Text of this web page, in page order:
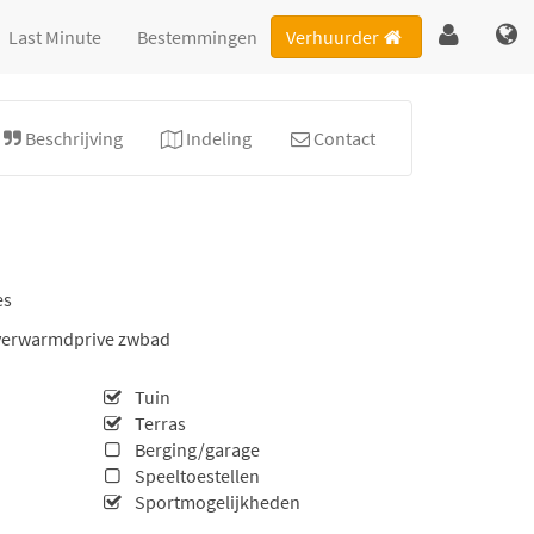
Verhuurder
Last Minute Bestemmingen
Beschrijving Indeling Contact
zwbad
Tuin
Terras
Berging/garage
Speeltoestellen
Sportmogelijkheden